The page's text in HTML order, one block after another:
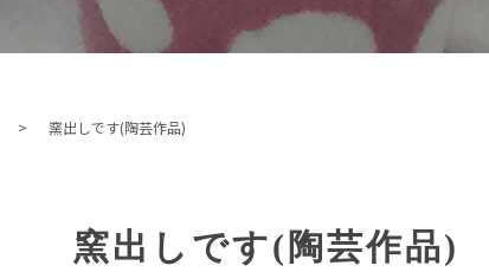
窯出しです(陶芸作品)
窯出しです(陶芸作品)